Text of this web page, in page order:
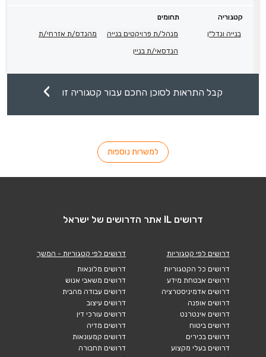
קטגוריה
תחומים
בנייה ונדל"ן
מנהל/ת פרויקטים בנייה מהנדס/ת אזרחי/ת
הנדסאי/ת בניין
קבל התראות לסוכן החכם עבור קטגוריה זו
למשרות נוספות
דרושים IL אתר הדרושים של ישראל
דרושים לפי קטגוריות
דרושים כל הקטגוריות
דרושים אבטחת מידע
דרושים אדמיניסטרציה
דרושים אופנה
דרושים אינטרנט
דרושים ביטוח
דרושים בכירים
דרושים בעלי מקצוע
דרושים לפי קטגוריות - המשך
דרושים מלונאות
דרושים משאבי אנוש
דרושים עבודה מהבית
דרושים עיצוב
דרושים עורכי דין
דרושים מדיה
דרושים קמעונאות
דרושים תחבורה